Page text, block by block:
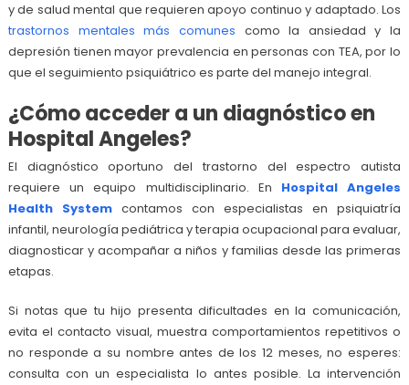
y de salud mental que requieren apoyo continuo y adaptado. Los
trastornos mentales más comunes como la ansiedad y la
depresión tienen mayor prevalencia en personas con TEA, por lo
que el seguimiento psiquiátrico es parte del manejo integral.
¿Cómo acceder a un diagnóstico en
Hospital Angeles?
El diagnóstico oportuno del trastorno del espectro autista
requiere un equipo multidisciplinario. En Hospital Angeles
Health Systemcontamos con especialistas en psiquiatría
infantil, neurología pediátrica y terapia ocupacional para evaluar,
diagnosticar y acompañar a niños y familias desde las primeras
etapas.
Si notas que tu hijo presenta dificultades en la comunicación,
evita el contacto visual, muestra comportamientos repetitivos o
no responde a su nombre antes de los 12 meses, no esperes:
consulta con un especialista lo antes posible. La intervención